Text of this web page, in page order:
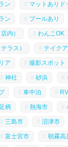
ン マットありド
ン プールあり
内） わんこOK
ラス） テイク
ア 撮影スポット
神社 砂浜
車中泊
足柄 熱海市
三島市 沼津市
富士宮市 朝霧高